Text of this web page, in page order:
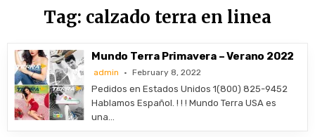
Tag: calzado terra en linea
Mundo Terra Primavera – Verano 2022
admin February 8, 2022
Pedidos en Estados Unidos 1(800) 825-9452
Hablamos Español. ! ! ! Mundo Terra USA es
una…